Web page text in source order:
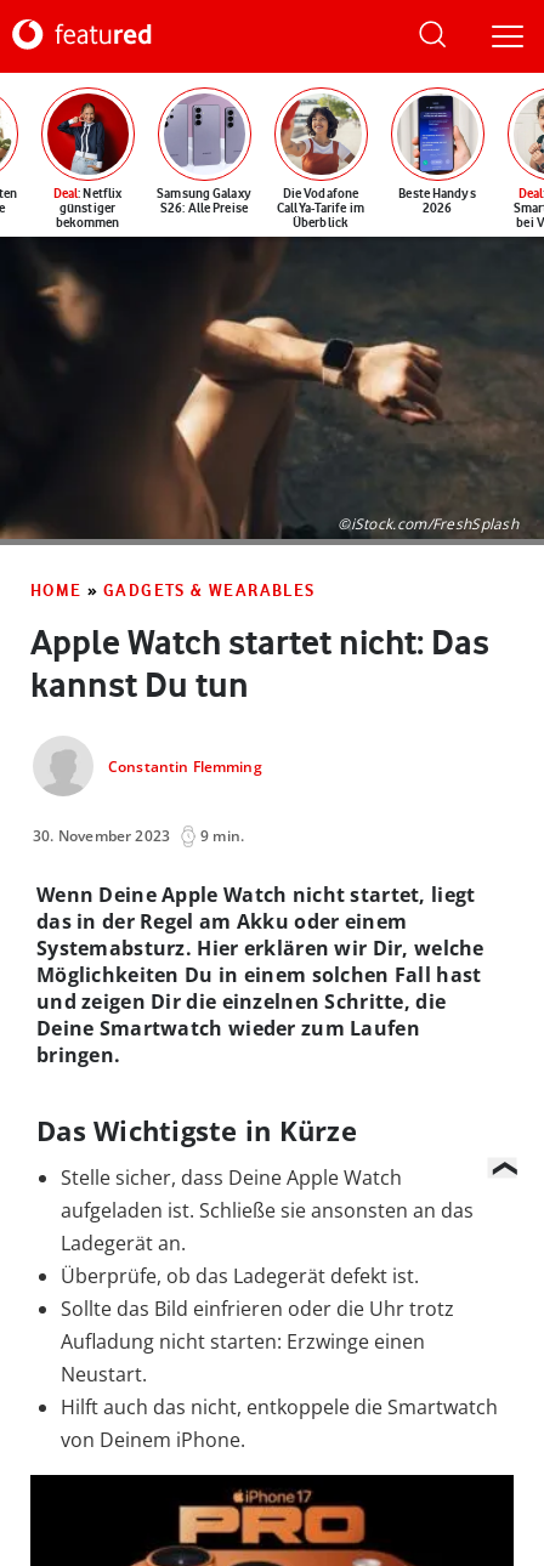
Deal: Netflix
günstiger
bekommen
Samsung Galaxy
S26: Alle Preise
Die Vodafone
CallYa-Tarife im
Überblick
Beste Handys
2026
Deal
bei
©iStock.com/FreshSplash
HOME » GADGETS & WEARABLES
Apple Watch startet nicht: Das
kannst Du tun
Constantin Flemming
30. November 2023 9 min.
Wenn Deine Apple Watch nicht startet, liegt
das in der Regel am Akku oder einem
Systemabsturz. Hier erklären wir Dir, welche
Möglichkeiten Du in einem solchen Fall hast
und zeigen Dir die einzelnen Schritte, die
Deine Smartwatch wieder zum Laufen
bringen.
Das Wichtigste in Kürze
Stelle sicher, dass Deine Apple Watch
aufgeladen ist. Schließe sie ansonsten an das
Ladegerät an.
Überprüfe, ob das Ladegerät defekt ist.
Sollte das Bild einfrieren oder die Uhr trotz
Aufladung nicht starten: Erzwinge einen
Neustart.
Hilft auch das nicht, entkoppele die Smartwatch
von Deinem iPhone.